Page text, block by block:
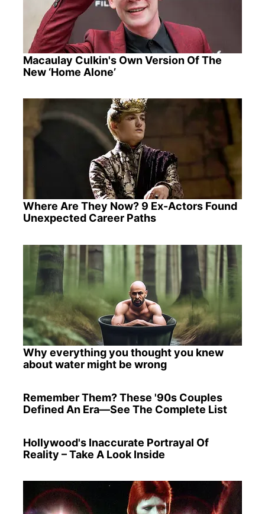
Macaulay Culkin's Own Version Of The
New ‘Home Alone’
Where Are They Now? 9 Ex-Actors Found
Unexpected Career Paths
Why everything you thought you knew
about water might be wrong
Remember Them? These '90s Couples
Defined An Era—See The Complete List
Hollywood's Inaccurate Portrayal Of
Reality – Take A Look Inside